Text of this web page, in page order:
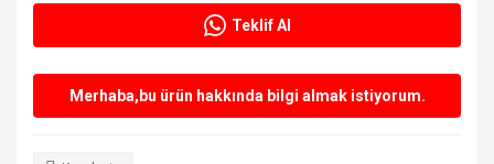
Teklif Al
Merhaba,bu ürün hakkında bilgi almak istiyorum.